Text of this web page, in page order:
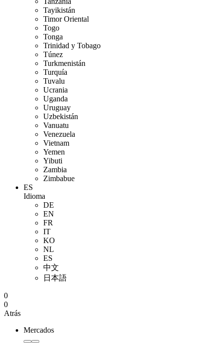
Tayikistán
Timor Oriental
Togo
Tonga
Trinidad y Tobago
Túnez
Turkmenistán
Turquía
Tuvalu
Ucrania
Uganda
Uruguay
Uzbekistán
Vanuatu
Venezuela
Vietnam
Yemen
Yibuti
Zambia
Zimbabue
ES
Idioma
DE
EN
FR
IT
KO
NL
ES
中文
日本語
0
0
Atrás
Mercados